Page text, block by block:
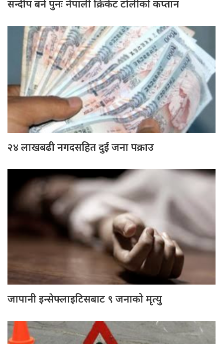
सन्दीप बने पुनः नेपाली क्रिकेट टोलीको कप्तान
२४ लाखबढी नगदसहित दुई जना पक्राउ
जापानी इन्सेफ्लाइटिसबाट ९ जनाको मृत्यु